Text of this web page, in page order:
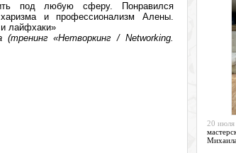
под любую сферу. Понравился
и профессионализм Алены.
лайфхаки»
«Нетворкинг / Networking.
20 июля